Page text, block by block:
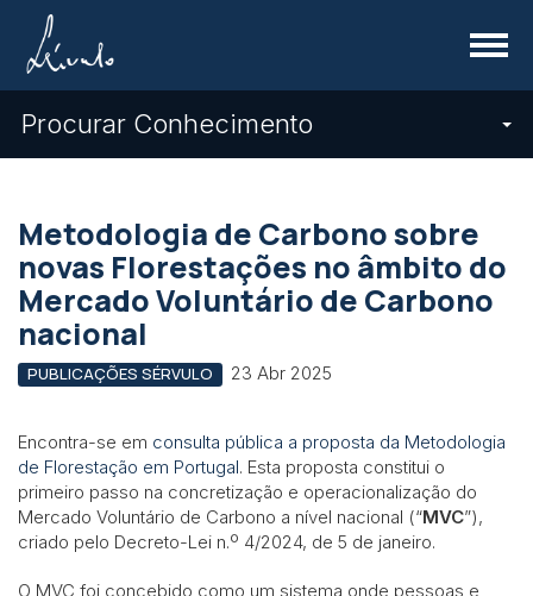
Menu
Procurar Conhecimento
Metodologia de Carbono sobre
novas Florestações no âmbito do
Mercado Voluntário de Carbono
nacional
PUBLICAÇÕES SÉRVULO 23 Abr 2025
Encontra-se em consulta pública a proposta da Metodologia
de Florestação em Portugal. Esta proposta constitui o
primeiro passo na concretização e operacionalização do
Mercado Voluntário de Carbono a nível nacional (“MVC”),
criado pelo Decreto-Lei n.º 4/2024, de 5 de janeiro.
O MVC foi concebido como um sistema onde pessoas e